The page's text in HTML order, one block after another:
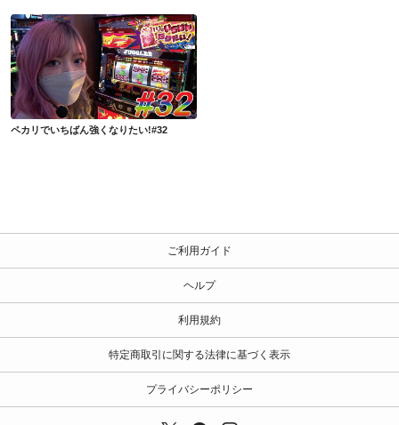
ペカリでいちばん強くなりたい!#32
ペカリでいちばん強くなりたい!#32
ご利用ガイド
ヘルプ
利用規約
特定商取引に関する法律に基づく表示
プライバシーポリシー